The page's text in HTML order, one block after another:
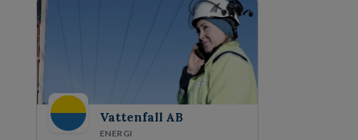
Vattenfall AB
ENERGI